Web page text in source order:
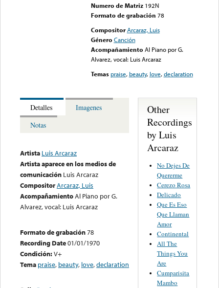
Numero de Matriz 192N
Formato de grabación 78
Compositor Arcaraz, Luis
Género Canción
Acompañamiento Al Piano por G.
Alvarez, vocal: Luis Arcaraz
Temas praise, beauty, love,declaration
Detalles
Imagenes
Notas
Artista Luis Arcaraz
Artista aparece en los medios de
comunicación Luis Arcaraz
CompositorArcaraz, Luis
AcompañamientoAl Piano por G.
Alvarez, vocal: Luis Arcaraz
Formato de grabación78
Recording Date01/01/1970
Condición:V+
Tema praise, beauty, love,declaration
Other
Recordings
by Luis
Arcaraz
No Dejes De
Quererme
Cerezo Rosa
Delicado
Que Es Eso
Que Llaman
Amor
Continental
All The
Things You
Are
Cumparisita
Mambo